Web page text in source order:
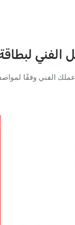
الفني
الفني وفقًا